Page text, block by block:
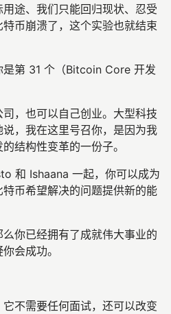
途、我们只能回归现状、忍受
币崩溃了，这个实验也就结束
是第 31 个（Bitcoin Core 开发
，也可以自己创业。大型科技
，我在这里号召你，是因为我
结构性变革的一份子。
和 Ishaana 一起，你可以成为
币希望解决的问题提供新的能
你已经拥有了成就伟大事业的
会成功。
不需要任何面试，还可以改变